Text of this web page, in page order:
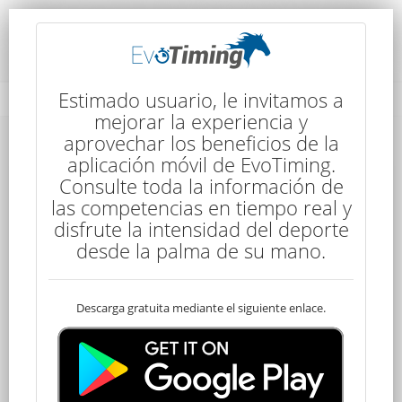
Detalles de la Competencia
Detalles de la Competencia
Senior
100 kms
7:30
4 Etapas
Estimado usuario, le invitamos a
mejorar la experiencia y
aprovechar los beneficios de la
aplicación móvil de EvoTiming.
Consulte toda la información de
las competencias en tiempo real y
disfrute la intensidad del deporte
desde la palma de su mano.
Descarga gratuita mediante el siguiente enlace.